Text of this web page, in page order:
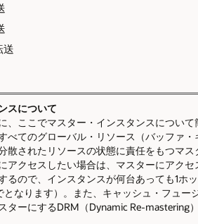
送
スについて
、ここでマスター・インスタンスについ
べてのグローバル・リソース（バッファ
散されたリソースの状態に責任をもつマ
アクセスしたい場合は、マスターにアク
るので、インスタンスが何台あっても1
となります）。また、キャッシュ・フュ
ターにするDRM（Dynamic Re-mastering